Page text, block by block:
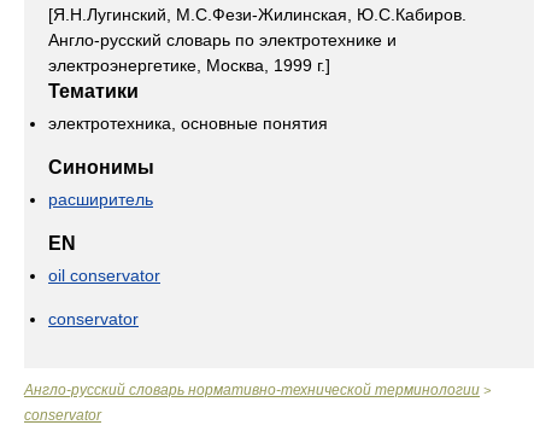
[Я.Н.Лугинский, М.С.Фези-Жилинская, Ю.С.Кабиров.
Англо-русский словарь по электротехнике и
электроэнергетике, Москва, 1999 г.]
Тематики
электротехника, основные понятия
Синонимы
расширитель
EN
oil conservator
conservator
Англо-русский словарь нормативно-технической терминологии >
conservator